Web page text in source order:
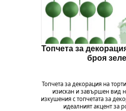
Топчета за
броя
Топчета за декорация на
изискан и завършен вид
изкушения с топчетата за
идеалният акцент за